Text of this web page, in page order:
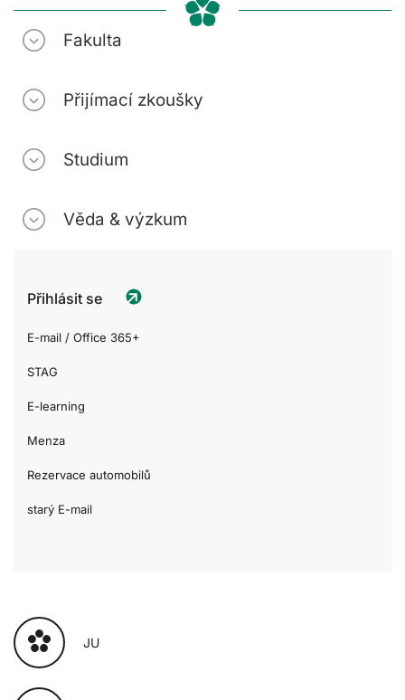
Fakulta
Přijímací zkoušky
Studium
Věda & výzkum
Přihlásit se
E-mail / Office 365+
STAG
E-learning
Menza
Rezervace automobilů
starý E-mail
JU